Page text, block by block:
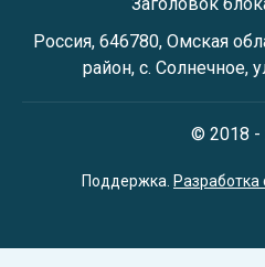
Россия, 646780, Омская
район, с. Солнечное,
© 2018 -
Поддержка. Разработка